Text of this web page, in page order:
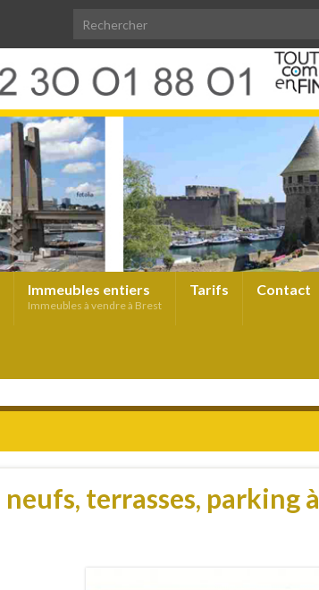
Immeubles entiers
Immeubles à vendre à Brest
Tarifs Contact
terrasses, parking à